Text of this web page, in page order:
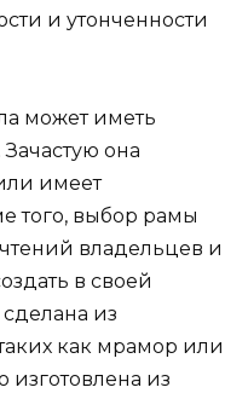
и утонченности
может иметь
она
имеет
того, выбор рамы
владельцев и
в своей
из
как мрамор или
изготовлена из